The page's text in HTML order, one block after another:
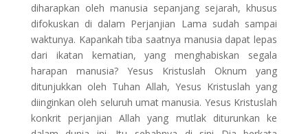
diharapkan oleh manusia sepanjang sejarah, khusus
difokuskan di dalam Perjanjian Lama sudah sampai
waktunya. Kapankah tiba saatnya manusia dapat lepas
dari ikatan kematian, yang menghabiskan segala
harapan manusia? Yesus Kristuslah Oknum yang
ditunjukkan oleh Tuhan Allah, Yesus Kristuslah yang
diinginkan oleh seluruh umat manusia. Yesus Kristuslah
konkrit perjanjian Allah yang mutlak diturunkan ke